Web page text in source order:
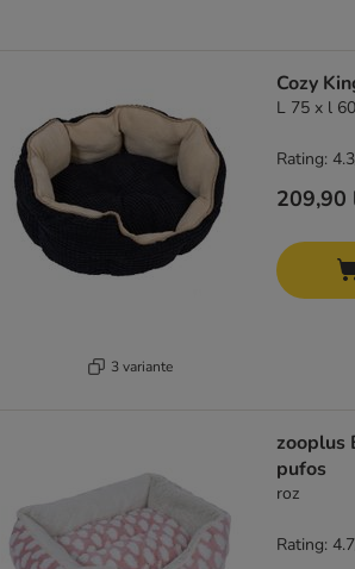
3 variante
Cozy
L 75 x l
209,90
Rating:
zooplus
pufos
roz
Rating: